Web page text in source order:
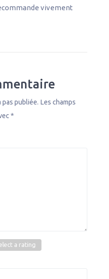
vivement
pas publiée. Les champs
*
a rating